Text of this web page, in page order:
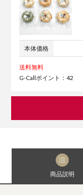
本体価格
送料無料
G-Callポイント：42
商品説明